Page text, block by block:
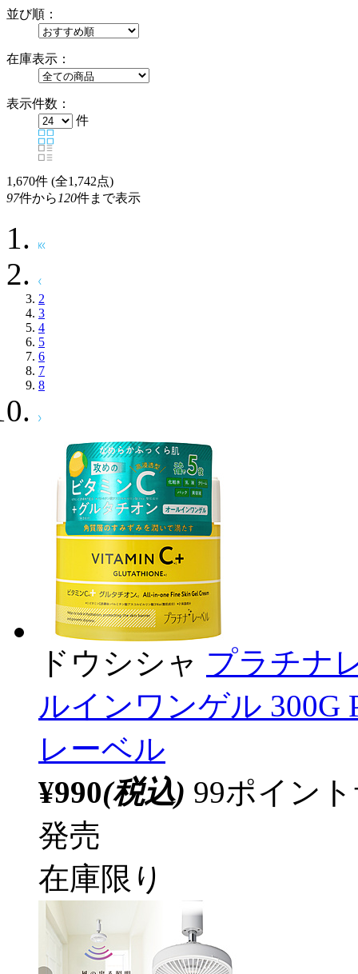
並び順：
在庫表示：
表示件数：
件
1,670件 (全1,742点)
97件から 120件まで表示
2
3
4
5
6
7
8
ドウシシャ プラチナ
ルインワンゲル
レーベル
¥990(税込) 99ポイン
発売
在庫限り